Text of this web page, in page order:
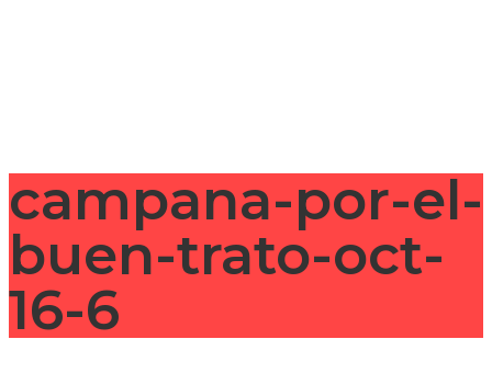
campana-por-el-
buen-trato-oct-
16-6